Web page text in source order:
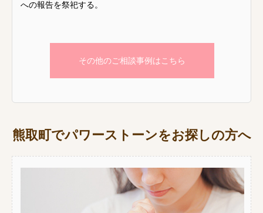
への報告を祭祀する。
その他のご相談事例はこちら
熊取町でパワーストーンをお探しの方へ